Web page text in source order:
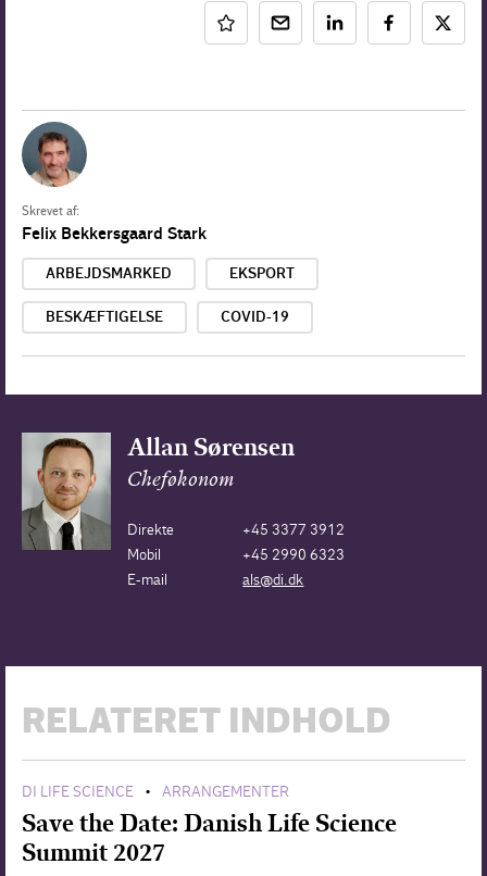
Skrevet af:
Felix Bekkersgaard Stark
ARBEJDSMARKED EKSPORT
BESKÆFTIGELSE COVID-19
Allan Sørensen
Cheføkonom
Direkte
+45 3377 3912
Mobil
+45 2990 6323
E-mail
als@di.dk
RELATERET INDHOLD
DI LIFE SCIENCE • ARRANGEMENTER
Save the Date: Danish Life Science
Summit 2027